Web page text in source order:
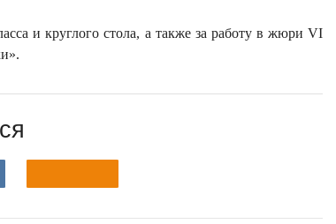
и круглого стола, а также за работу в жюри VI